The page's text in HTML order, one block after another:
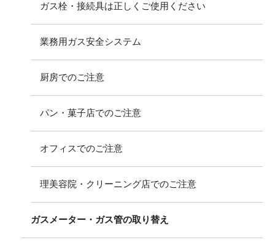
ガス栓・接続具は正しくご使用ください
業務用ガス安全システム
厨房でのご注意
パン・菓子店でのご注意
オフィスでのご注意
理美容院・クリーニング店でのご注意
ガスメーター・ガス管の取り替え